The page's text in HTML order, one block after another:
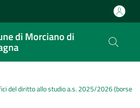
di Morciano di
del diritto allo studio a.s. 2025/2026 (borse